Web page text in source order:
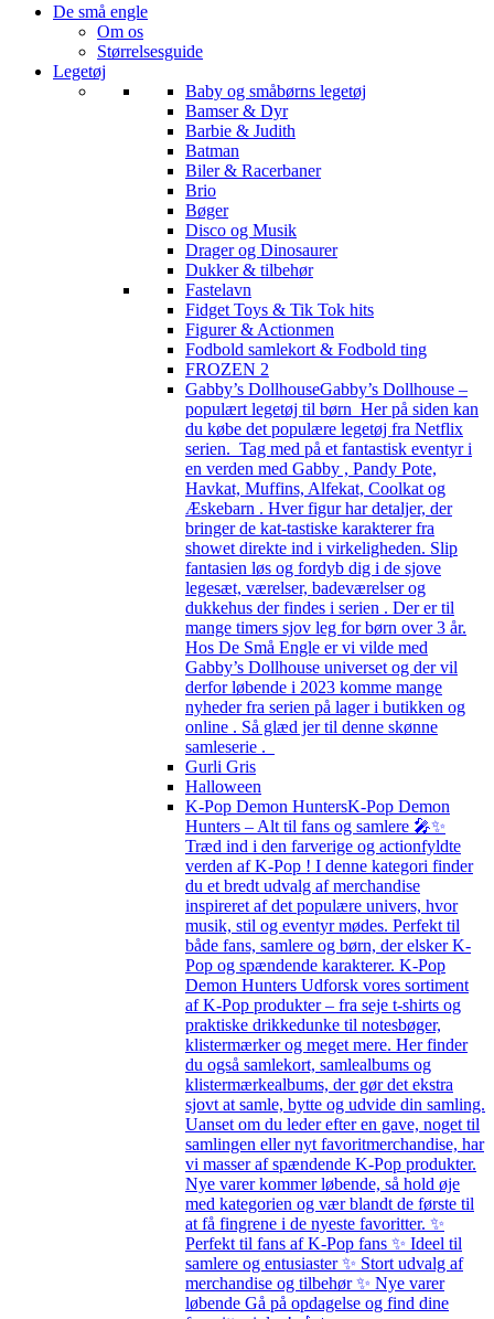
De små engle
Om os
Størrelsesguide
Legetøj
Baby og småbørns legetøj
Bamser & Dyr
Barbie & Judith
Batman
Biler & Racerbaner
Brio
Bøger
Disco og Musik
Drager og Dinosaurer
Dukker & tilbehør
Fastelavn
Fidget Toys & Tik Tok hits
Figurer & Actionmen
Fodbold samlekort & Fodbold ting
FROZEN 2
Gabby’s DollhouseGabby’s Dollhouse –
populært legetøj til børn Her på siden kan
du købe det populære legetøj fra Netflix
serien. Tag med på et fantastisk eventyr i
en verden med Gabby , Pandy Pote,
Havkat, Muffins, Alfekat, Coolkat og
Æskebarn . Hver figur har detaljer, der
bringer de kat-tastiske karakterer fra
showet direkte ind i virkeligheden. Slip
fantasien løs og fordyb dig i de sjove
legesæt, værelser, badeværelser og
dukkehus der findes i serien . Der er til
mange timers sjov leg for børn over 3 år.
Hos De Små Engle er vi vilde med
Gabby’s Dollhouse universet og der vil
derfor løbende i 2023 komme mange
nyheder fra serien på lager i butikken og
online . Så glæd jer til denne skønne
samleserie .
Gurli Gris
Halloween
K-Pop Demon HuntersK-Pop Demon
Hunters – Alt til fans og samlere 🎤✨
Træd ind i den farverige og actionfyldte
verden af K-Pop ! I denne kategori finder
du et bredt udvalg af merchandise
inspireret af det populære univers, hvor
musik, stil og eventyr mødes. Perfekt til
både fans, samlere og børn, der elsker K-
Pop og spændende karakterer. K-Pop
Demon Hunters Udforsk vores sortiment
af K-Pop produkter – fra seje t-shirts og
praktiske drikkedunke til notesbøger,
klistermærker og meget mere. Her finder
du også samlekort, samlealbums og
klistermærkealbums, der gør det ekstra
sjovt at samle, bytte og udvide din samling.
Uanset om du leder efter en gave, noget til
samlingen eller nyt favoritmerchandise, har
vi masser af spændende K-Pop produkter.
Nye varer kommer løbende, så hold øje
med kategorien og vær blandt de første til
at få fingrene i de nyeste favoritter. ✨
Perfekt til fans af K-Pop fans ✨ Ideel til
samlere og entusiaster ✨ Stort udvalg af
merchandise og tilbehør ✨ Nye varer
løbende Gå på opdagelse og find dine